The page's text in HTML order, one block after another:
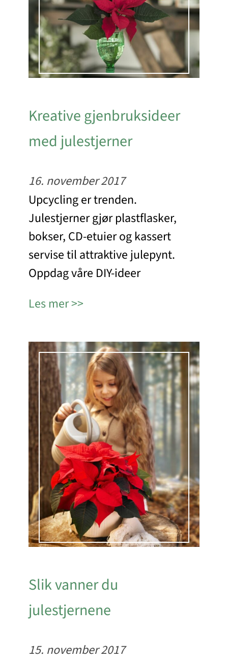
Kreative gjenbruksideer
med julestjerner
16. november 2017
Upcycling er trenden.
Julestjerner gjør plastflasker,
bokser, CD-etuier og kassert
servise til attraktive julepynt.
Oppdag våre DIY-ideer
Les mer
Slik vanner du
julestjernene
15. november 2017